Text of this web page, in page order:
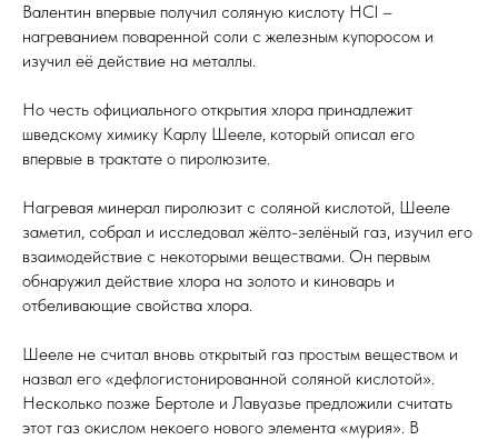
Валентин впервые получил соляную кислоту HCl –
нагреванием поваренной соли с железным купоросом и
изучил её действие на металлы.
Но честь официального открытия хлора принадлежит
шведскому химику Карлу Шееле, который описал его
впервые в трактате о пиролюзите.
Нагревая минерал пиролюзит с соляной кислотой, Шееле
заметил, собрал и исследовал жёлто-зелёный газ, изучил его
взаимодействие с некоторыми веществами. Он первым
обнаружил действие хлора на золото и киноварь и
отбеливающие свойства хлора.
Шееле не считал вновь открытый газ простым веществом и
назвал его «дефлогистонированной соляной кислотой».
Несколько позже Бертоле и Лавуазье предложили считать
этот газ окислом некоего нового элемента «мурия». В